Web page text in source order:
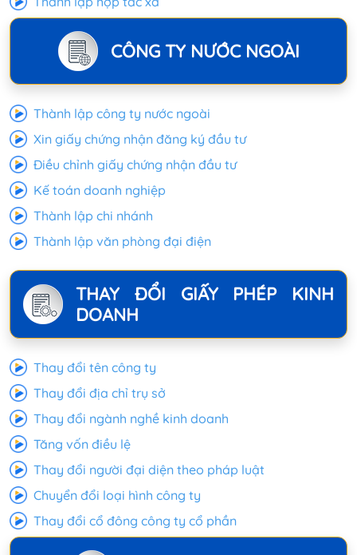
CÔNG TY NƯỚC NGOÀI
Thành lập công ty nước ngoài
Xin giấy chứng nhận đăng ký đầu tư
Điều chỉnh giấy chứng nhận đầu tư
Kế toán doanh nghiệp
Thành lập chi nhánh
Thành lập văn phòng đại điện
THAY ĐỔI GIẤY PHÉP KINH
DOANH
Thay đổi tên công ty
Thay đổi địa chỉ trụ sở
Thay đổi ngành nghề kinh doanh
Tăng vốn điều lệ
Thay đổi người đại diện theo pháp luật
Chuyển đổi loại hình công ty
Thay đổi cổ đông công ty cổ phần